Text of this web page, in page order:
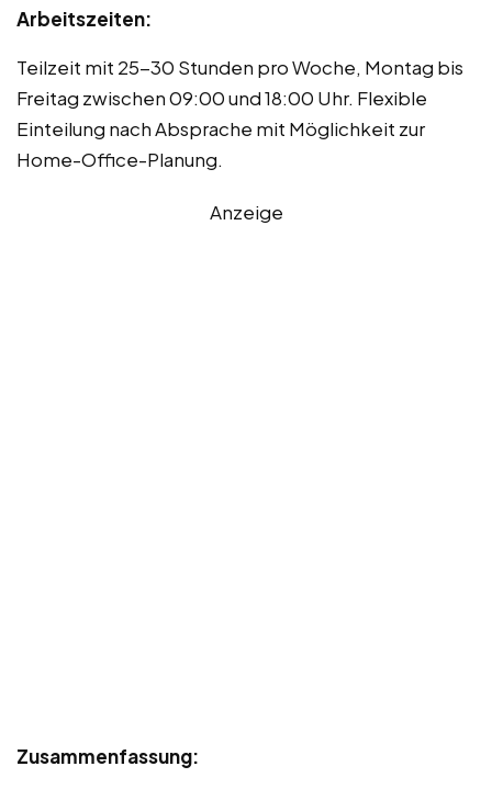
Arbeitszeiten:
Teilzeit mit 25-30 Stunden pro Woche, Montag bis
Freitag zwischen 09:00 und 18:00 Uhr. Flexible
Einteilung nach Absprache mit Möglichkeit zur
Home-Office-Planung.
Anzeige
Zusammenfassung: